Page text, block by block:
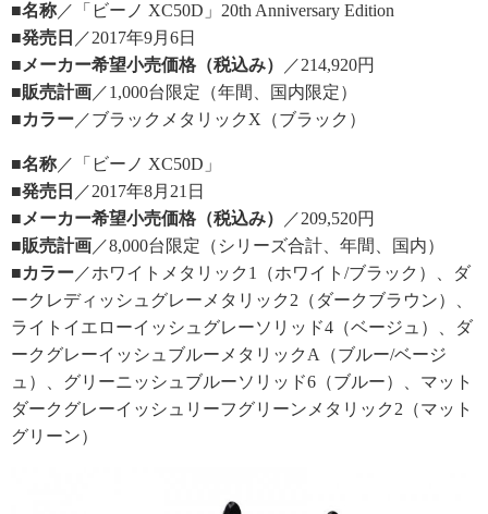
■名称 ／「ビーノ XC50D」20th Anniversary Edition
■発売日 ／2017年9月6日
■メーカー希望小売価格（税込み）
／214,920円
■販売計画 ／1,000台限定（年間、国内限定）
■カラー ／ブラックメタリックX（ブラック）
■名称 ／「ビーノ XC50D」
■発売日 ／2017年8月21日
■メーカー希望小売価格（税込み）
／209,520円
■販売計画 ／8,000台限定（シリーズ合計、年間、国内）
■カラー ／ホワイトメタリック1（ホワイト/ブラック）、ダ
ークレディッシュグレーメタリック2（ダークブラウン）、
ライトイエローイッシュグレーソリッド4（ベージュ）、ダ
ークグレーイッシュブルーメタリックA（ブルー/ベージ
ュ）、グリーニッシュブルーソリッド6（ブルー）、マット
ダークグレーイッシュリーフグリーンメタリック2（マット
グリーン）